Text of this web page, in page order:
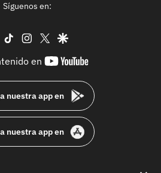
Síguenos en:
facebook
tiktok instagram
twittergoogle
en
youtube-
nuestra app en
nuestra app en